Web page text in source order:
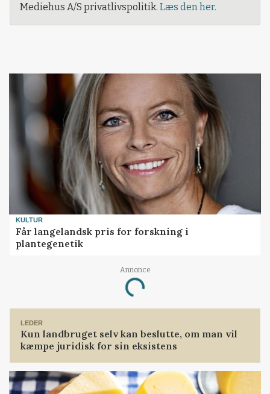
Mediehus A/S privatlivspolitik. Læs den her.
KULTUR
Får langelandsk pris for forskning i
plantegenetik
Annonce
Loading...
LEDER
Kun landbruget selv kan beslutte, om man vil
kæmpe juridisk for sin eksistens